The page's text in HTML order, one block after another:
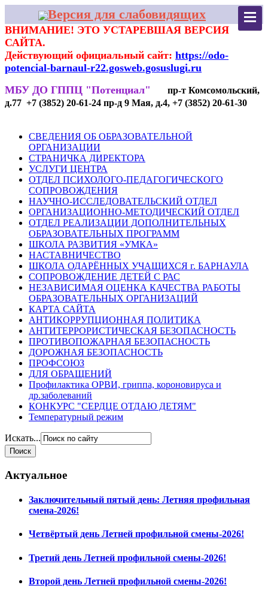
Версия для слабовидящих
ВНИМАНИЕ! ЭТО УСТАРЕВШАЯ ВЕРСИЯ
САЙТА.
Действующий официальный сайт: https://odo-
potencial-barnaul-r22.gosweb.gosuslugi.ru
МБУ ДО ГППЦ "Потенциал"
пр-т Комсомольский,
д.77 +7 (3852) 20-61-24 пр-д 9 Мая, д.4, +7 (3852) 20-61-30
СВЕДЕНИЯ ОБ ОБРАЗОВАТЕЛЬНОЙ
ОРГАНИЗАЦИИ
СТРАНИЧКА ДИРЕКТОРА
УСЛУГИ ЦЕНТРА
ОТДЕЛ ПСИХОЛОГО-ПЕДАГОГИЧЕСКОГО
СОПРОВОЖДЕНИЯ
НАУЧНО-ИССЛЕДОВАТЕЛЬСКИЙ ОТДЕЛ
ОРГАНИЗАЦИОННО-МЕТОДИЧЕСКИЙ ОТДЕЛ
ОТДЕЛ РЕАЛИЗАЦИИ ДОПОЛНИТЕЛЬНЫХ
ОБРАЗОВАТЕЛЬНЫХ ПРОГРАММ
ШКОЛА РАЗВИТИЯ «УМКА»
НАСТАВНИЧЕСТВО
ШКОЛА ОДАРЁННЫХ УЧАЩИХСЯ г. БАРНАУЛА
СОПРОВОЖДЕНИЕ ДЕТЕЙ С РАС
НЕЗАВИСИМАЯ ОЦЕНКА КАЧЕСТВА РАБОТЫ
ОБРАЗОВАТЕЛЬНЫХ ОРГАНИЗАЦИЙ
КАРТА САЙТА
АНТИКОРРУПЦИОННАЯ ПОЛИТИКА
АНТИТЕРРОРИСТИЧЕСКАЯ БЕЗОПАСНОСТЬ
ПРОТИВОПОЖАРНАЯ БЕЗОПАСНОСТЬ
ДОРОЖНАЯ БЕЗОПАСНОСТЬ
ПРОФСОЮЗ
ДЛЯ ОБРАЩЕНИЙ
Профилактика ОРВИ, гриппа, короновируса и
др.заболеваний
КОНКУРС "СЕРДЦЕ ОТДАЮ ДЕТЯМ"
Температурный режим
Искать...
Актуальное
Заключительный пятый день: Летняя профильная
смена-2026!
Четвёртый день Летней профильной смены-2026!
Третий день Летней профильной смены-2026!
Второй день Летней профильной смены-2026!